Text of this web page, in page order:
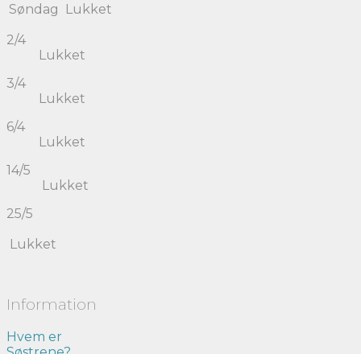
Søndag
Lukket
2/4
Lukket
3/4
Lukket
6/4
Lukket
14/5
Lukket
25/5
Lukket
Information
Hvem er